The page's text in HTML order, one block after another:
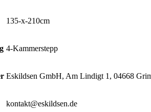
135-x-210cm
4-Kammerstepp
Eskildsen GmbH, Am Lindigt 1, 04668
kontakt@eskildsen.de